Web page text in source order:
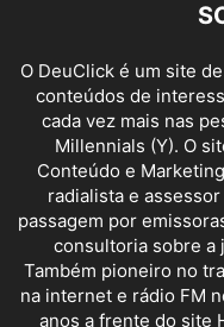
O DeuClick é um site
conteúdos de
cada vez mais nas
Millennials (Y). O
Conteúdo e
radialista e
passagem por
consultoria sobre a
Também pioneiro no
na internet e rádio FM
anos a frente do site